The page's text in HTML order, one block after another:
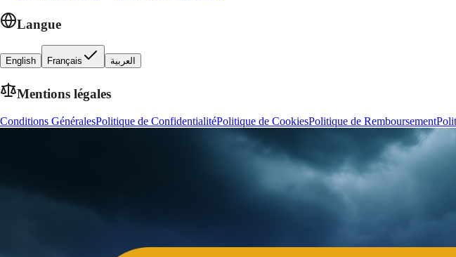
Langue
English Français العربية
Mentions légales
Conditions GénéralesPolitique de ConfidentialitéPolitique de CookiesPolitique de Remboursement